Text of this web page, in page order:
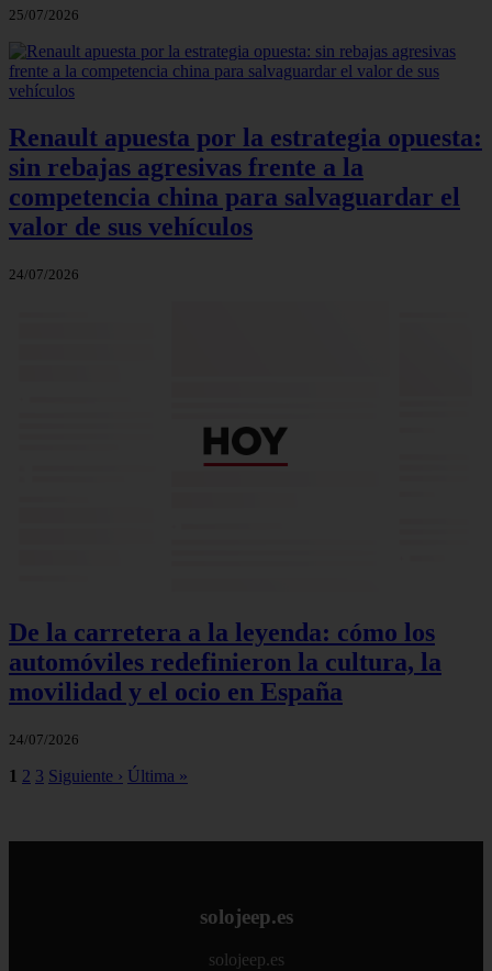
25/07/2026
Renault apuesta por la estrategia opuesta:
sin rebajas agresivas frente a la
competencia china para salvaguardar el
valor de sus vehículos
24/07/2026
De la carretera a la leyenda: cómo los
automóviles redefinieron la cultura, la
movilidad y el ocio en España
24/07/2026
1 2 3 Siguiente › Última »
solojeep.es
solojeep.es